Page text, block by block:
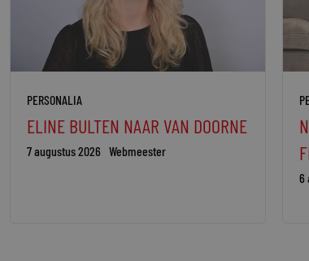
PERSONALIA
ELINE BULTEN NAAR VAN DOORNE
7 augustus 2026 Webmeester
6